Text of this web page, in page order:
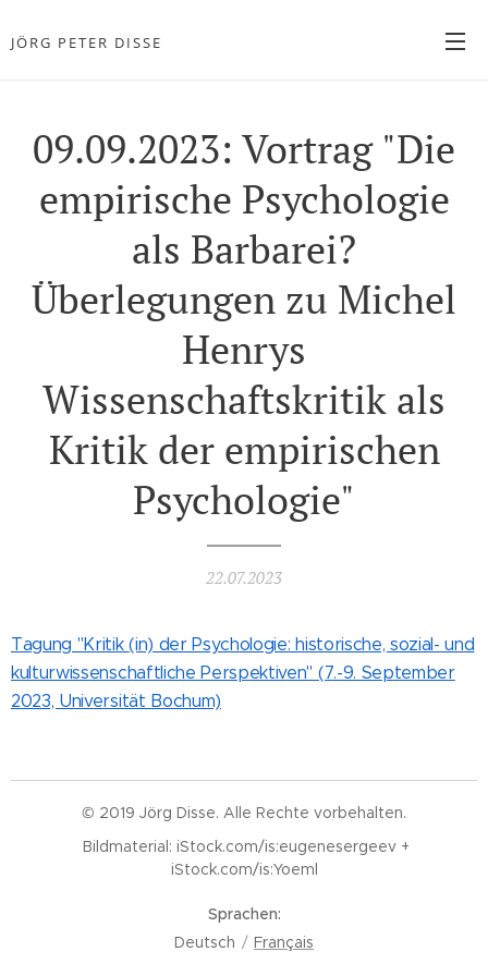
JÖRG PETER DISSE
09.09.2023: Vortrag "Die
empirische Psychologie
als Barbarei?
Überlegungen zu Michel
Henrys
Wissenschaftskritik als
Kritik der empirischen
Psychologie"
22.07.2023
Tagung "Kritik (in) der Psychologie: historische, sozial- und
kulturwissenschaftliche Perspektiven" (7.-9. September
2023, Universität Bochum)
© 2019 Jörg Disse. Alle Rechte vorbehalten.
Bildmaterial: iStock.com/is:eugenesergeev +
iStock.com/is:Yoeml
Sprachen
Deutsch
Français